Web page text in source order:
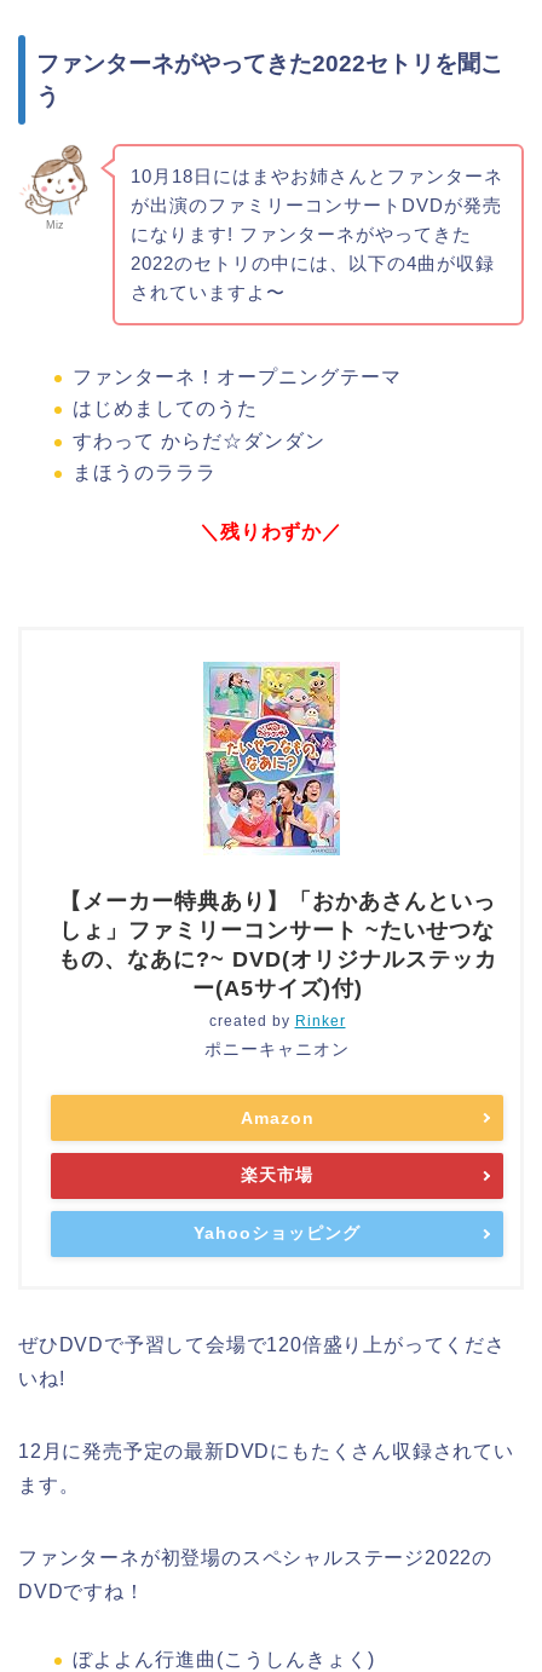
ファンターネがやってきた2022セトリを聞こ
う
Miz
10月18日にはまやお姉さんとファンターネ
が出演のファミリーコンサートDVDが発売
になります! ファンターネがやってきた
2022のセトリの中には、以下の4曲が収録
されていますよ〜
ファンターネ！オープニングテーマ
はじめましてのうた
すわって からだ☆ダンダン
まほうのラララ
＼残りわずか／
【メーカー特典あり】「おかあさんといっ
しょ」ファミリーコンサート ~たいせつな
もの、なあに?~ DVD(オリジナルステッカ
ー(A5サイズ)付)
created by Rinker
ポニーキャニオン
Amazon
楽天市場
Yahooショッピング
ぜひDVDで予習して会場で120倍盛り上がってくださ
いね!
12月に発売予定の最新DVDにもたくさん収録されてい
ます。
ファンターネが初登場のスペシャルステージ2022の
DVDですね！
ぼよよん行進曲(こうしんきょく)